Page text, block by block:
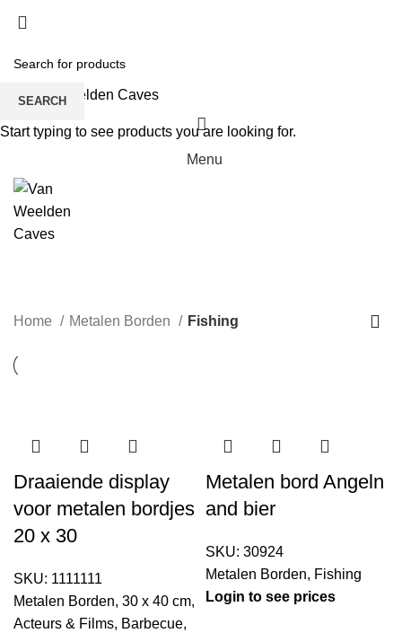
Menu
Home Metalen Borden Fishing
Draaiende display
voor metalen bordjes
20 x 30
SKU: 1111111
Metalen Borden, 30 x 40 cm,
Acteurs & Films, Barbecue,
Metalen bord Angeln
and bier
SKU: 30924
Metalen Borden, Fishing
Login to see prices
SEARCH
Start typing to see products you are looking for.